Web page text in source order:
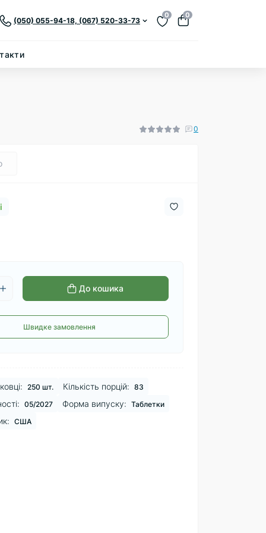
(050) 055-94-18, (067) 520-33-73
0 0
0
До кошика
Швидке замовлення
250 шт. Кількість порцій: 83
05/2027 Форма випуску: Таблетки
США